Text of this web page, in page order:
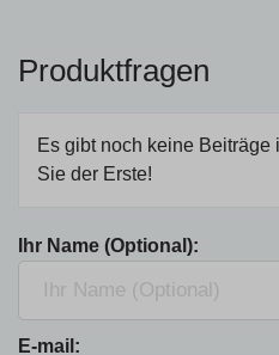
Produktfragen
Es gibt noch keine
Sie der Erste!
Ihr Name (Optional):
E-mail: